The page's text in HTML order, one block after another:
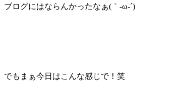
ブログにはならんかったなぁ(｀‐ω‐´)
でもまぁ今日はこんな感じで！笑